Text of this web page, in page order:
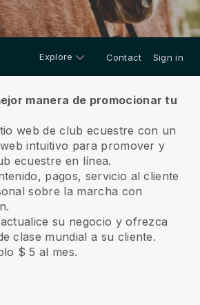
Explore Contact Sign in
manera de promocionar tu
web de club ecuestre con un
intuitivo para promover y
ecuestre en línea.
pagos, servicio al cliente
sobre la marcha con
su negocio y ofrezca
clase mundial a su cliente.
$ 5 al mes.